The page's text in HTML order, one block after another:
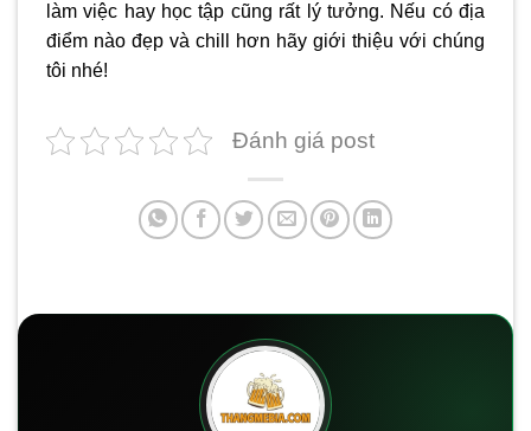
làm việc hay học tập cũng rất lý tưởng. Nếu có địa
điểm nào đẹp và chill hơn hãy giới thiệu với chúng
tôi nhé!
Đánh giá post